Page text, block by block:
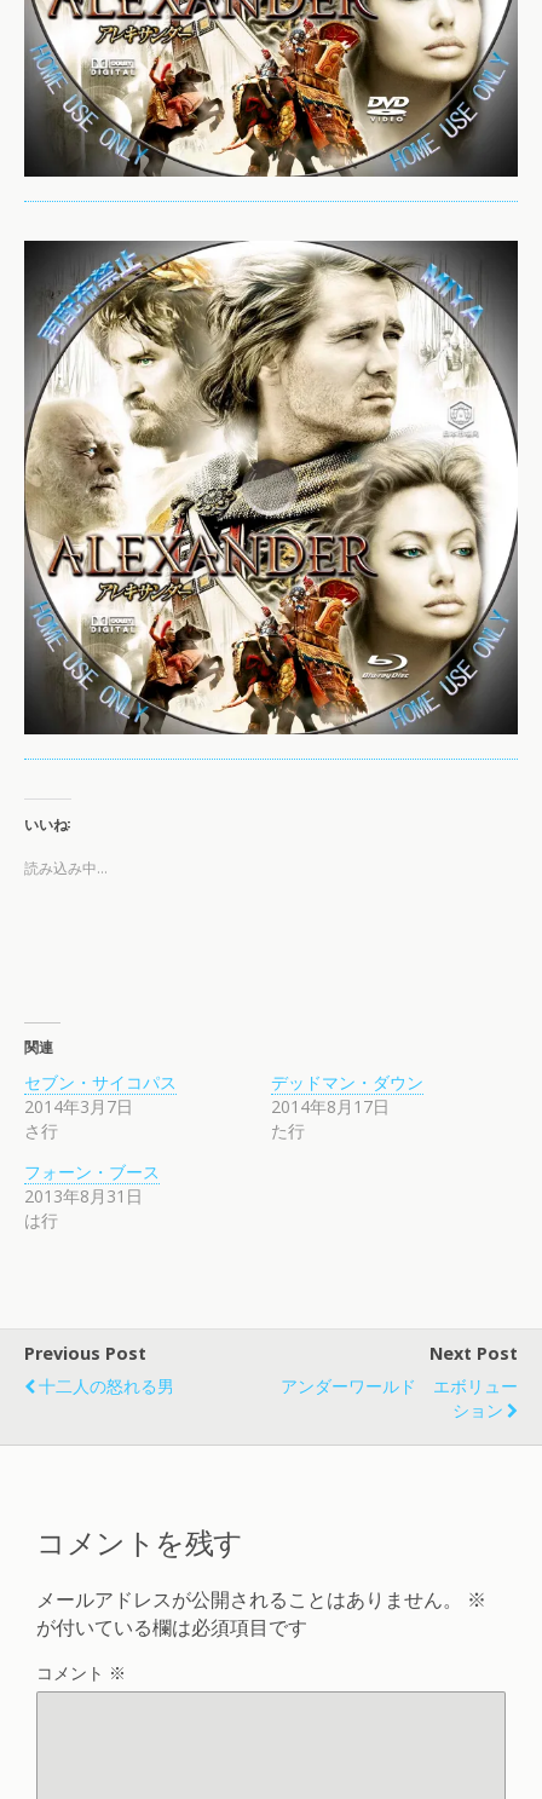
いいね:
読み込み中…
関連
セブン・サイコパス
2014年3月7日
さ行
デッドマン・ダウン
2014年8月17日
た行
フォーン・ブース
2013年8月31日
は行
Previous Post
十二人の怒れる男
Next Post
アンダーワールド エボリュー
ション
コメントを残す
メールアドレスが公開されることはありません。
※
が付いている欄は必須項目です
コメント ※